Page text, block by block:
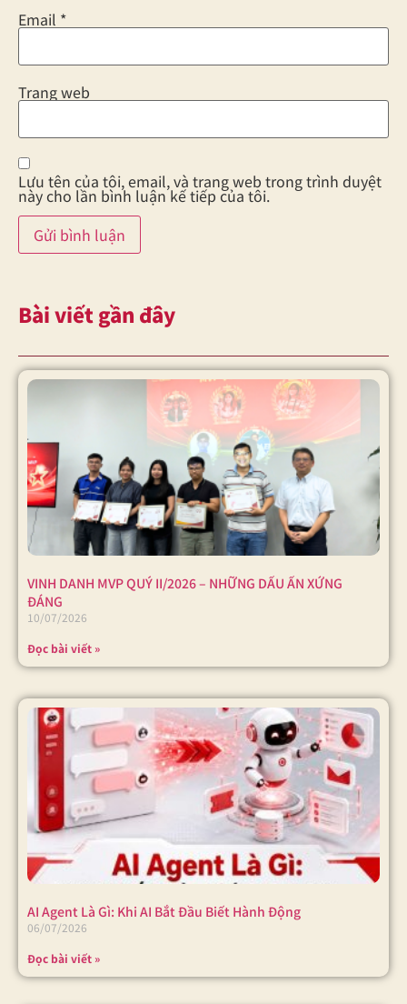
Email *
Trang web
Lưu tên của tôi, email, và trang web trong trình duyệt
này cho lần bình luận kế tiếp của tôi.
Bài viết gần đây
VINH DANH MVP QUÝ II/2026 – NHỮNG DẤU ẤN XỨNG
ĐÁNG
10/07/2026
Đọc bài viết »
AI Agent Là Gì: Khi AI Bắt Đầu Biết Hành Động
06/07/2026
Đọc bài viết »